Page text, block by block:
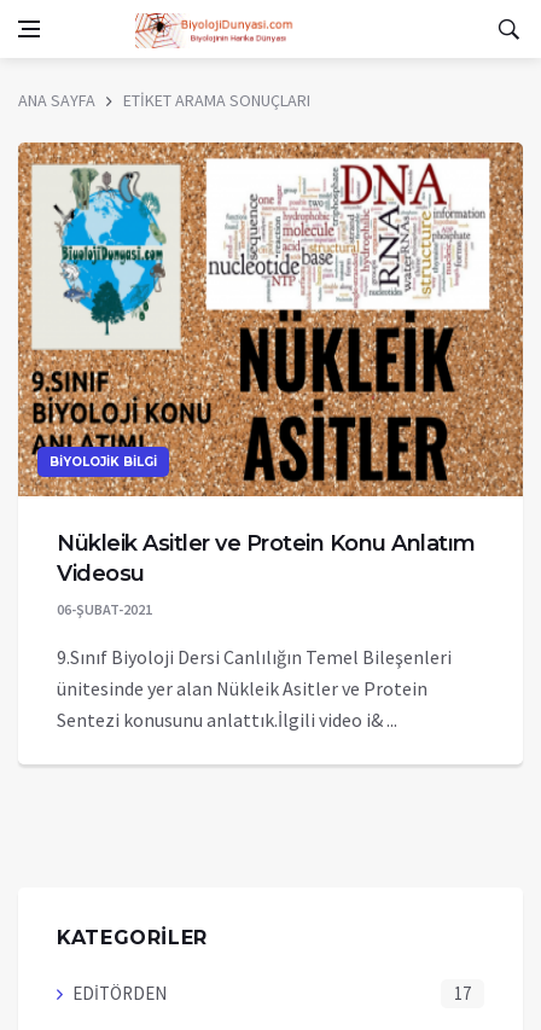
ANA SAYFA ETİKET ARAMA SONUÇLARI
BİYOLOJİK BİLGİ
Nükleik Asitler ve Protein Konu Anlatım
Videosu
06-ŞUBAT-2021
9.Sınıf Biyoloji Dersi Canlılığın Temel Bileşenleri
ünitesinde yer alan Nükleik Asitler ve Protein
Sentezi konusunu anlattık.İlgili video i& ...
KATEGORİLER
EDİTÖRDEN 17